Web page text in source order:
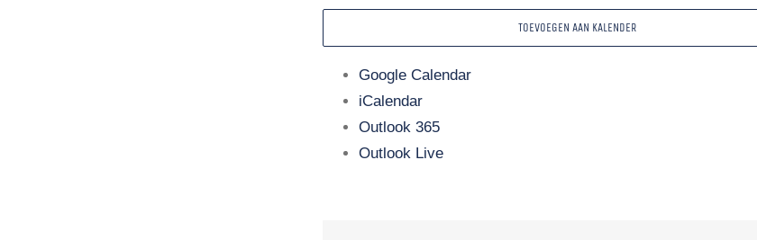
TOEVOEGEN AAN KALENDER
Google Calendar
iCalendar
Outlook 365
Outlook Live